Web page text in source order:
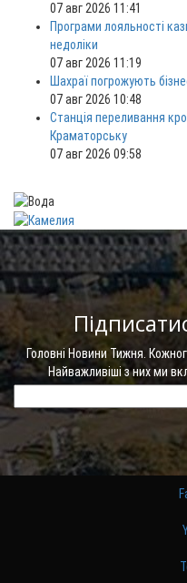
07 авг 2026 11:41
Програми лояльності
недоліки
07 авг 2026 11:19
Шахраї погрожують
07 авг 2026 10:48
Станція переливання
Краматорську
07 авг 2026 09:58
Головні Новини Тижня.
Найважливіші з них ми